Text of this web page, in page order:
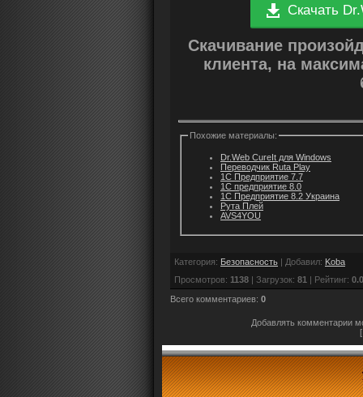
Скачать
Скачивание
клиента, на
Похожие материалы:
Dr.Web CureIt для Windows
Переводчик Ruta Play
1С Предприятие 7.7
1С предприятие 8.0
1С Предприятие 8.2 Украина
Рута Плей
AVS4YOU
Категория: Безопасность | Добавил: Koba
Просмотров: 1138 | Загрузок: 81 | Рейтинг: 0.0
Всего комментариев: 0
Добавлять комментарии